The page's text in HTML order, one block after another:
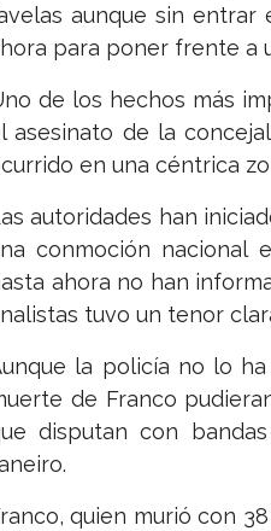
aunque sin entrar
para poner frente a
de los hechos más
asesinato de la
en una céntrica
autoridades han
conmoción nacional
ahora no han
tuvo un tenor
la policía no lo
de Franco
disputan con
quien murió con